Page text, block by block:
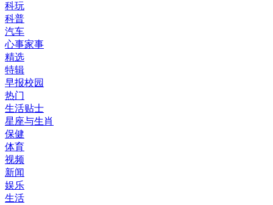
科玩
科普
汽车
心事家事
精选
特辑
早报校园
热门
生活贴士
星座与生肖
保健
体育
视频
新闻
娱乐
生活